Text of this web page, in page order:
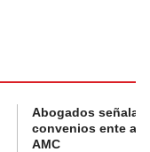
Abogados
convenios ente
AMC